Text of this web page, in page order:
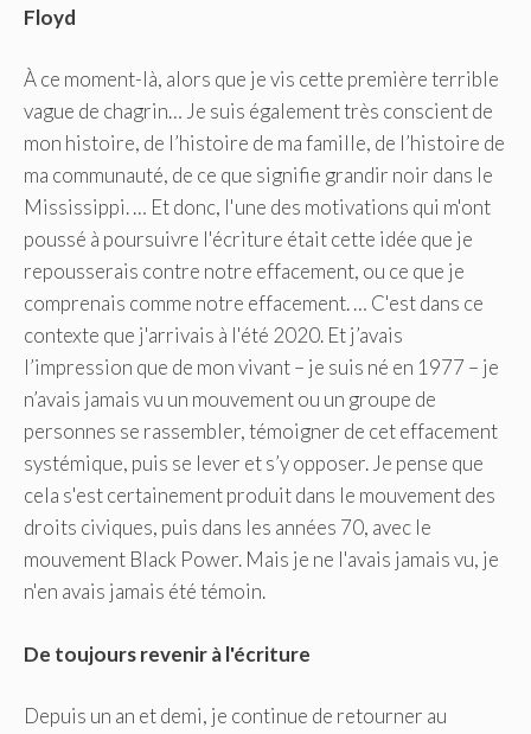
Floyd
À ce moment-là, alors que je vis cette première terrible
vague de chagrin… Je suis également très conscient de
mon histoire, de l’histoire de ma famille, de l’histoire de
ma communauté, de ce que signifie grandir noir dans le
Mississippi. … Et donc, l'une des motivations qui m'ont
poussé à poursuivre l'écriture était cette idée que je
repousserais contre notre effacement, ou ce que je
comprenais comme notre effacement. … C'est dans ce
contexte que j'arrivais à l'été 2020. Et j’avais
l’impression que de mon vivant – je suis né en 1977 – je
n’avais jamais vu un mouvement ou un groupe de
personnes se rassembler, témoigner de cet effacement
systémique, puis se lever et s’y opposer. Je pense que
cela s'est certainement produit dans le mouvement des
droits civiques, puis dans les années 70, avec le
mouvement Black Power. Mais je ne l'avais jamais vu, je
n'en avais jamais été témoin.
De toujours revenir à l'écriture
Depuis un an et demi, je continue de retourner au